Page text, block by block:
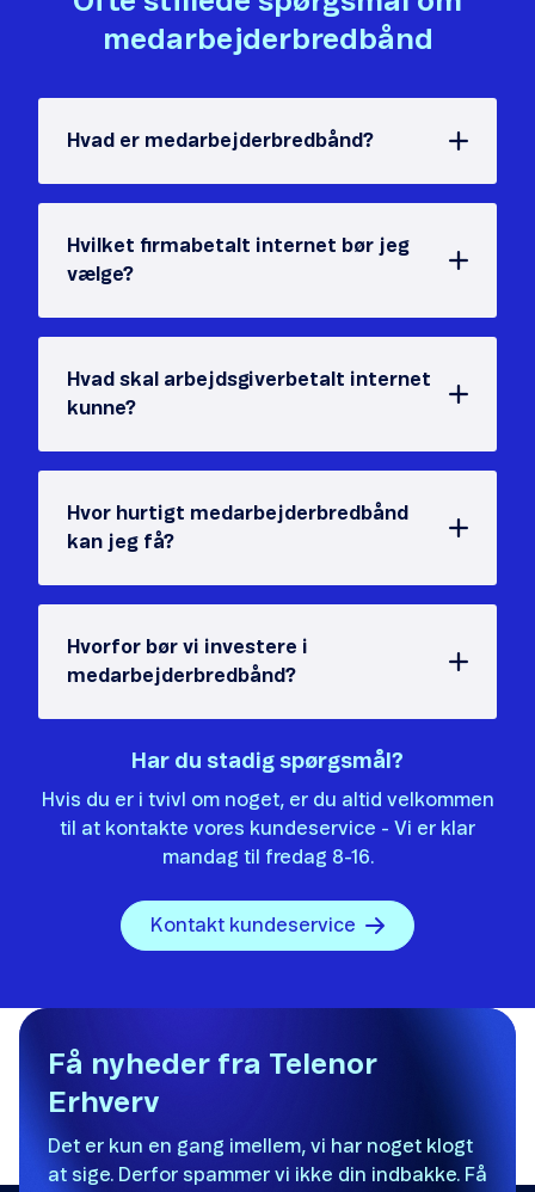
medarbejderbredbånd
Hvad er medarbejderbredbånd?
Hvilket firmabetalt internet bør jeg
vælge?
Hvad skal arbejdsgiverbetalt internet
kunne?
Hvor hurtigt medarbejderbredbånd
kan jeg få?
Hvorfor bør vi investere i
medarbejderbredbånd?
Har du stadig spørgsmål?
Hvis du er i tvivl om noget, er du altid velkommen
til at kontakte vores kundeservice - Vi er klar
mandag til fredag 8-16.
Kontakt kundeservice
Få nyheder fra Telenor
Erhverv
Det er kun en gang imellem, vi har noget klogt
at sige. Derfor spammer vi ikke din indbakke. Få